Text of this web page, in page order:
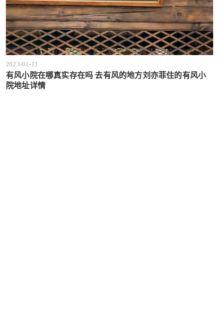
2023-01-11
有风小院在哪真实存在吗 去有风的地方刘亦菲住的有风小
院地址详情